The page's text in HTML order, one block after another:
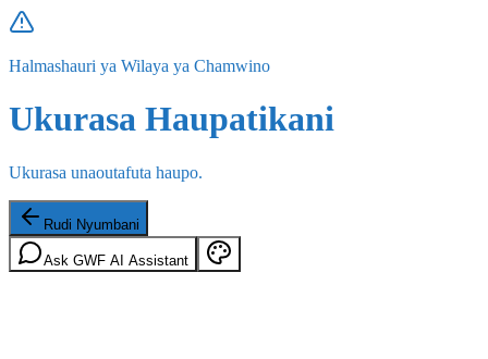
Halmashauri ya Wilaya ya Chamwino
Ukurasa Haupatikani
Ukurasa unaoutafuta haupo.
Rudi Nyumbani
Ask GWF AI Assistant